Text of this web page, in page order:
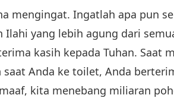
mengingat. Ingatlah apa pun
Ilahi yang lebih agung dari
kasih kepada Tuhan. Saat
saat Anda ke toilet, Anda
kita menebang miliaran